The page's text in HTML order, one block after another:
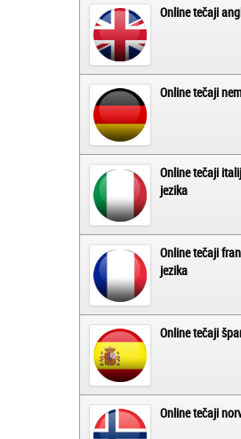
Online tečaji
Online tečaji
Online tečaji
jezika
Online tečaji
jezika
Online tečaji
Online tečaji